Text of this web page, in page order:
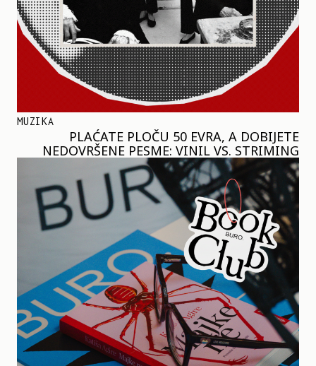
MUZIKA
PLAĆATE PLOČU 50 EVRA, A DOBIJETE
NEDOVRŠENE PESME: VINIL VS. STRIMING